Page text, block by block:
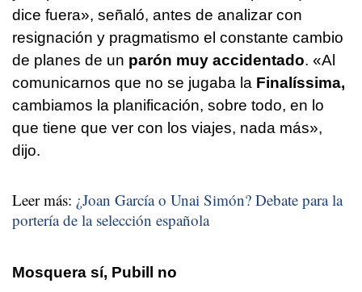
dice fuera», señaló, antes de analizar con
resignación y pragmatismo el constante cambio
de planes de un parón muy accidentado. «Al
comunicarnos que no se jugaba la Finalíssima,
cambiamos la planificación, sobre todo, en lo
que tiene que ver con los viajes, nada más»,
dijo.
Leer más: ¿Joan García o Unai Simón? Debate para la
portería de la selección española
Mosquera sí, Pubill no